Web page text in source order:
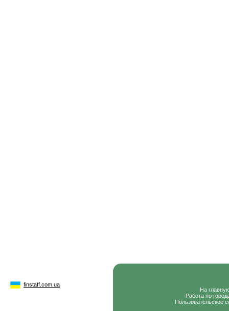
finstaff.com.ua
На
Работа по
Пользовательское